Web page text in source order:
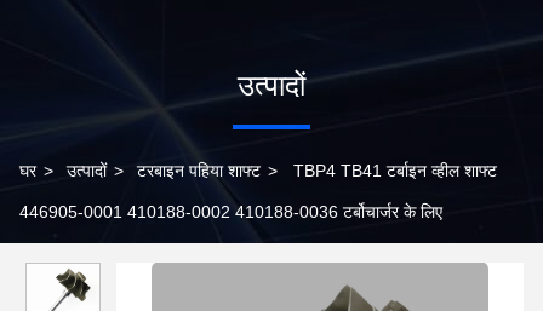
उत्पादों
घर > उत्पादों > टरबाइन पहिया शाफ्ट > TBP4 TB41 टर्बाइन व्हील शाफ्ट
446905-0001 410188-0002 410188-0036 टर्बोचार्जर के लिए